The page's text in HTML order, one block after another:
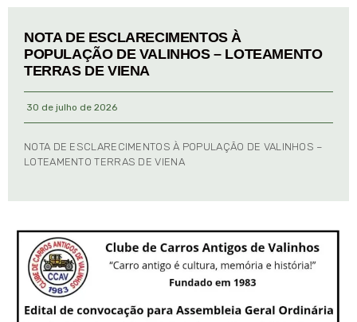
NOTA DE ESCLARECIMENTOS À
POPULAÇÃO DE VALINHOS – LOTEAMENTO
TERRAS DE VIENA
30 de julho de 2026
NOTA DE ESCLARECIMENTOS À POPULAÇÃO DE VALINHOS –
LOTEAMENTO TERRAS DE VIENA